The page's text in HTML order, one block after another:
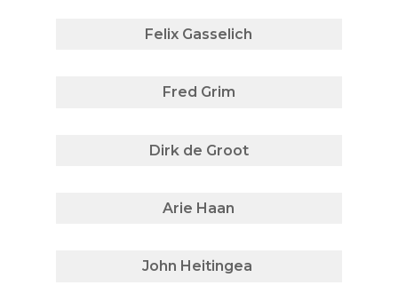
Felix Gasselich
Fred Grim
Dirk de Groot
Arie Haan
John Heitingea